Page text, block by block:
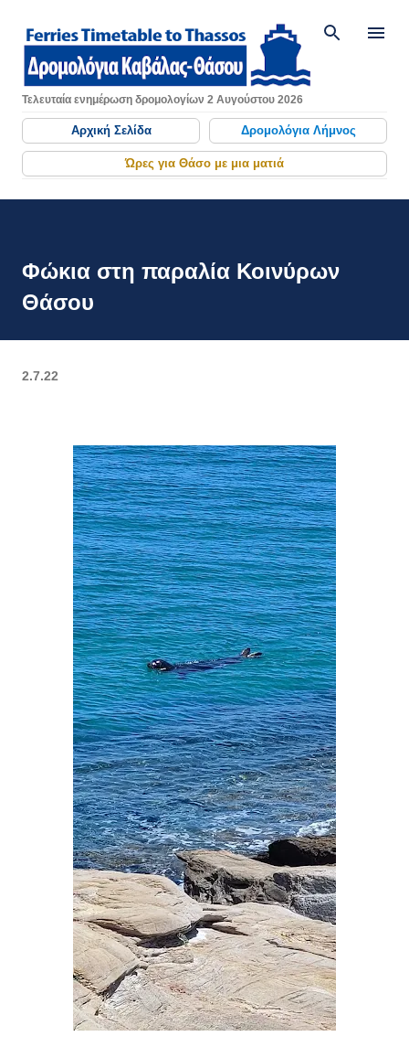
Μετάβαση στο κύριο περιεχόμενο
Τελευταία ενημέρωση δρομολογίων 2 Αυγούστου 2026
Αρχική Σελίδα Δρομολόγια Λήμνος
Ώρες για Θάσο με μια ματιά
Φώκια στη παραλία Κοινύρων
Θάσου
2.7.22